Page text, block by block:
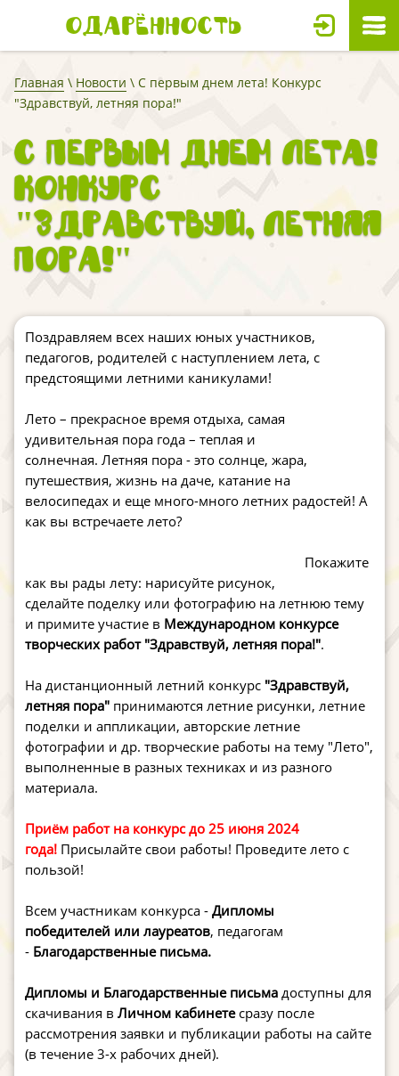
Одарённость
Главная \ Новости \ С первым днем лета! Конкурс
"Здравствуй, летняя пора!"
С первым днем лета!
Конкурс
"Здравствуй, летняя
пора!"
Поздравляем всех наших юных участников,
педагогов, родителей с наступлением лета, с
предстоящими летними каникулами!
Лето – прекрасное время отдыха, самая
удивительная пора года – теплая и
солнечная. Летняя пора - это солнце, жара,
путешествия, жизнь на даче, катание на
велосипедах и еще много-много летних радостей! А
как вы встречаете лето?
Покажите
как вы рады лету: нарисуйте рисунок,
сделайте поделку или фотографию на летнюю тему
и примите участие в Международном конкурсе
творческих работ "Здравствуй, летняя пора!".
На дистанционный летний конкурс "Здравствуй,
летняя пора" принимаются летние рисунки, летние
поделки и аппликации, авторские летние
фотографии и др. творческие работы на тему "Лето",
выполненные в разных техниках и из разного
материала.
Приём работ на конкурс до 25 июня 2024
года! Присылайте свои работы! Проведите лето с
пользой!
Всем участникам конкурса - Дипломы
победителей или лауреатов, педагогам
- Благодарственные письма.
Дипломы и Благодарственные письма доступны для
скачивания в Личном кабинетесразу после
рассмотрения заявки и публикации работы на сайте
(в течение 3-х рабочих дней).